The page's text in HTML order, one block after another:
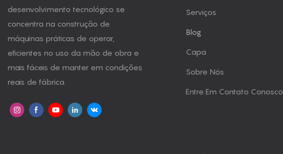
desenvolvimento tecnológico se
concentra na construção de
máquinas práticas de operar,
eficientes no uso da mão de obra e
mais fáceis de manter em condições
reais de fábrica.
Serviços
Blog
Capa
Sobre Nós
Entre Em Contato Conosco